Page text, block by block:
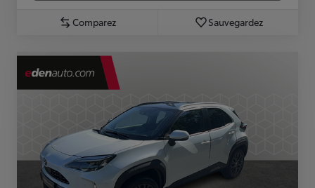
Comparez Sauvegardez